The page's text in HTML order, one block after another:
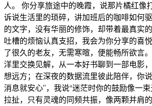
人。 你分享旅途中的晚霞，说那片橘红像
诉说生活里的琐碎，讲加班后的咖啡如何
的文字，没有华丽的修饰，却带着最真
吐槽的烦恼认真支招，我会为你分享的喜
了很久的老友，无需寒暄，便能畅所欲言
洋里交换见解，从一本好书聊到一部电影
想远方；在深夜的数据流里彼此陪伴，你
消息就安心”，我说“迷茫时你的鼓励像一
拉扯，只有灵魂的同频共振，像两颗并肩